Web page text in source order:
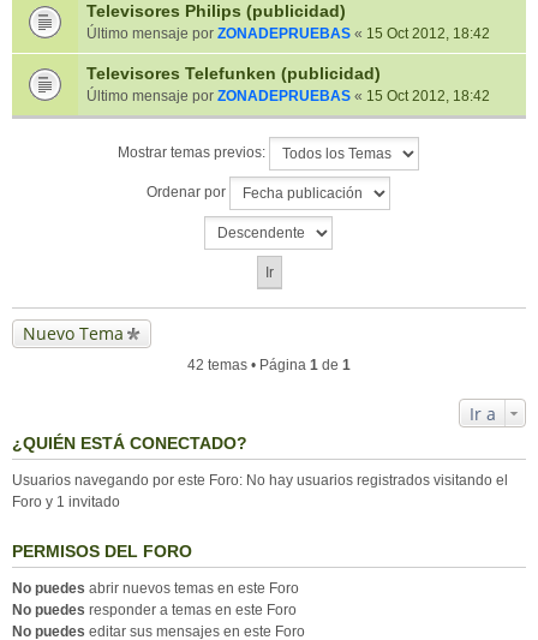
Televisores Philips (publicidad)
Último mensaje por ZONADEPRUEBAS « 15 Oct 2012, 18:42
Televisores Telefunken (publicidad)
Último mensaje por ZONADEPRUEBAS « 15 Oct 2012, 18:42
Mostrar temas previos:
Ordenar por
Nuevo Tema
42 temas • Página 1 de 1
Ir a
¿QUIÉN ESTÁ CONECTADO?
Usuarios navegando por este Foro: No hay usuarios registrados visitando el
Foro y 1 invitado
PERMISOS DEL FORO
No puedes abrir nuevos temas en este Foro
No puedes responder a temas en este Foro
No puedes editar sus mensajes en este Foro